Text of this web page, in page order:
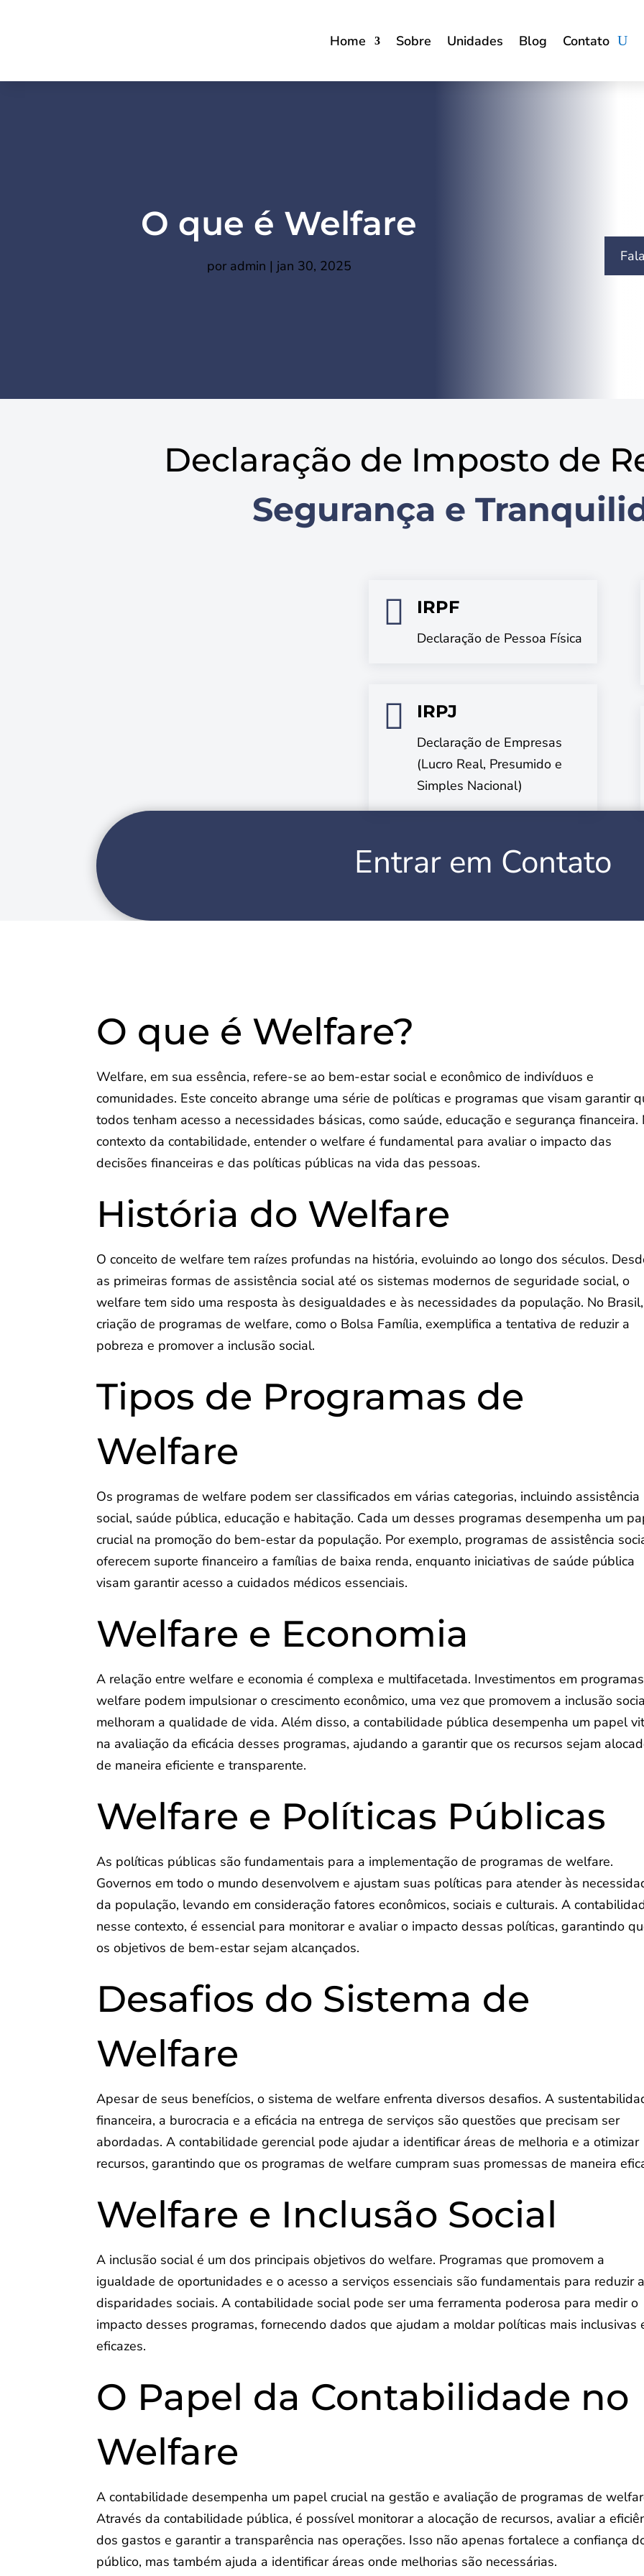
Home Sobre Unidades Blog Contato
O que é Welfare
por admin | jan 30, 2025
Declaração de Imposto de
Segurança e
 IRPF
Declaração de Pessoa Física
 IRPJ
Declaração de Empresas
(Lucro Real, Presumido e
Simples Nacional)
Entrar em Contato
O que é Welfare?
Welfare, em sua essência, refere-se ao bem-estar social e econômico de indivíduos e
comunidades. Este conceito abrange uma série de políticas e programas que visam garantir
todos tenham acesso a necessidades básicas, como saúde, educação e segurança financeira.
contexto da contabilidade, entender o welfare é fundamental para avaliar o impacto das
decisões financeiras e das políticas públicas na vida das pessoas.
História do Welfare
O conceito de welfare tem raízes profundas na história, evoluindo ao longo dos séculos.
as primeiras formas de assistência social até os sistemas modernos de seguridade social, o
welfare tem sido uma resposta às desigualdades e às necessidades da população. No
criação de programas de welfare, como o Bolsa Família, exemplifica a tentativa de reduzir a
pobreza e promover a inclusão social.
Tipos de Programas de
Welfare
Os programas de welfare podem ser classificados em várias categorias, incluindo assistência
social, saúde pública, educação e habitação. Cada um desses programas desempenha um
crucial na promoção do bem-estar da população. Por exemplo, programas de assistência
oferecem suporte financeiro a famílias de baixa renda, enquanto iniciativas de saúde pública
visam garantir acesso a cuidados médicos essenciais.
Welfare e Economia
A relação entre welfare e economia é complexa e multifacetada. Investimentos em
welfare podem impulsionar o crescimento econômico, uma vez que promovem a inclusão
melhoram a qualidade de vida. Além disso, a contabilidade pública desempenha um papel
na avaliação da eficácia desses programas, ajudando a garantir que os recursos sejam
de maneira eficiente e transparente.
Welfare e Políticas Públicas
As políticas públicas são fundamentais para a implementação de programas de welfare.
Governos em todo o mundo desenvolvem e ajustam suas políticas para atender às
da população, levando em consideração fatores econômicos, sociais e culturais. A
nesse contexto, é essencial para monitorar e avaliar o impacto dessas políticas, garantindo
os objetivos de bem-estar sejam alcançados.
Desafios do Sistema de
Welfare
Apesar de seus benefícios, o sistema de welfare enfrenta diversos desafios. A
financeira, a burocracia e a eficácia na entrega de serviços são questões que precisam ser
abordadas. A contabilidade gerencial pode ajudar a identificar áreas de melhoria e a otimizar
recursos, garantindo que os programas de welfare cumpram suas promessas de maneira
Welfare e Inclusão Social
A inclusão social é um dos principais objetivos do welfare. Programas que promovem a
igualdade de oportunidades e o acesso a serviços essenciais são fundamentais para reduzir
disparidades sociais. A contabilidade social pode ser uma ferramenta poderosa para medir o
impacto desses programas, fornecendo dados que ajudam a moldar políticas mais inclusivas
eficazes.
O Papel da Contabilidade no
Welfare
A contabilidade desempenha um papel crucial na gestão e avaliação de programas de
Através da contabilidade pública, é possível monitorar a alocação de recursos, avaliar a
dos gastos e garantir a transparência nas operações. Isso não apenas fortalece a confiança
público, mas também ajuda a identificar áreas onde melhorias são necessárias.